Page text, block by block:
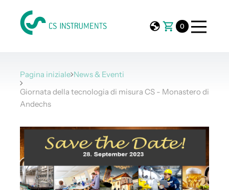
0
Pagina iniziale News & Eventi
Giornata della tecnologia di misura CS - Monastero di
Andechs